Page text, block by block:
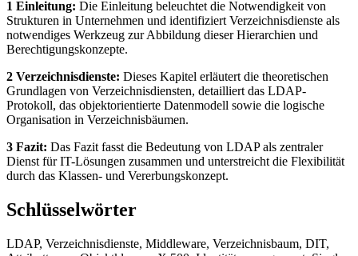
1 Einleitung: Die Einleitung beleuchtet die Notwendigkeit von
Strukturen in Unternehmen und identifiziert Verzeichnisdienste als
notwendiges Werkzeug zur Abbildung dieser Hierarchien und
Berechtigungskonzepte.
2 Verzeichnisdienste: Dieses Kapitel erläutert die theoretischen
Grundlagen von Verzeichnisdiensten, detailliert das LDAP-
Protokoll, das objektorientierte Datenmodell sowie die logische
Organisation in Verzeichnisbäumen.
3 Fazit: Das Fazit fasst die Bedeutung von LDAP als zentraler
Dienst für IT-Lösungen zusammen und unterstreicht die Flexibilität
durch das Klassen- und Vererbungskonzept.
Schlüsselwörter
LDAP, Verzeichnisdienste, Middleware, Verzeichnisbaum, DIT,